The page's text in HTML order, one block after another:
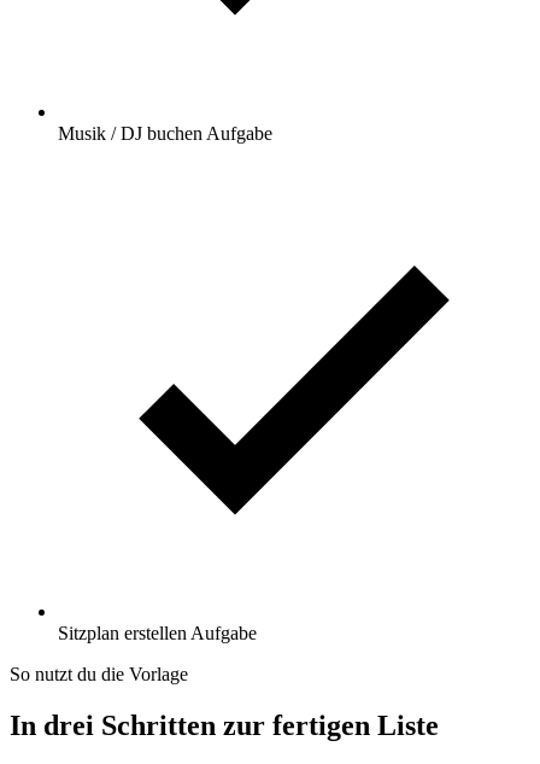
Musik / DJ buchen Aufgabe
Sitzplan erstellen Aufgabe
So nutzt du die Vorlage
In drei Schritten zur fertigen Liste